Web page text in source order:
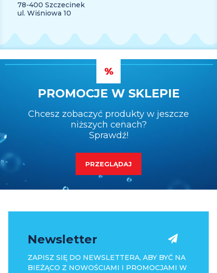
78-400 Szczecinek
ul. Wiśniowa 10
PROMOCJE W SKLEPIE
Chcesz zobaczyć produkty w jeszcze
niższych cenach?
Sprawdź!
PRZEGLĄDAJ
Newsletter
ZAPISZ SIĘ DO NEWSLETTERA, ABY BYĆ NA
BIEŻĄCO Z NOWOŚCIAMI I PROMOCJAMI W